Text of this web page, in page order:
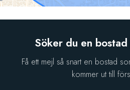
Söker du en
Få ett mejl så snart en bostad
kommer ut till